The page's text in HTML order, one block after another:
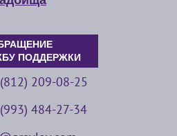
ПОДДЕРЖКИ
209-08-25
484-27-34